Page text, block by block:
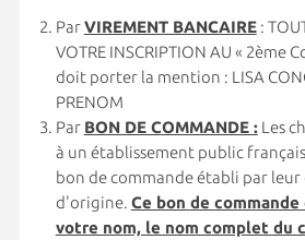
ParVIREMENT BANCAIRE:
VOTRE INSCRIPTION AU « 2ème
doit porter la mention : LISA
PRENOM
Par BON DE COMMANDE :Les
à un établissement public
bon de commande établi par
d'origine. Ce bon de
votre nom, le nom complet du